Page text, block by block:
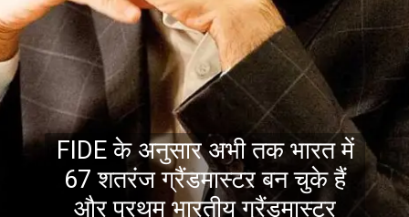
FIDE के अनुसार अभी तक भारत में
67 शतरंज ग्रैंडमास्टर बन चुके हैं
और प्रथम भारतीय ग्रैंडमास्टर